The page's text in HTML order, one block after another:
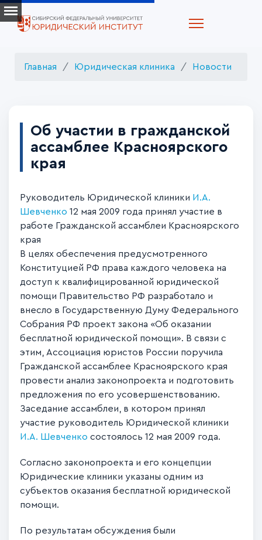
Главная Юридическая клиника Новости
Об участии в гражданской
ассамблее Красноярского
края
Руководитель Юридической клиники И.А.
Шевченко 12 мая 2009 года принял участие в
работе Гражданской ассамблеи Красноярского
края
В целях обеспечения предусмотренного
Конституцией РФ права каждого человека на
доступ к квалифицированной юридической
помощи Правительство РФ разработало и
внесло в Государственную Думу Федерального
Собрания РФ проект закона «Об оказании
бесплатной юридической помощи». В связи с
этим, Ассоциация юристов России поручила
Гражданской ассамблее Красноярского края
провести анализ законопроекта и подготовить
предложения по его усовершенствованию.
Заседание ассамблеи, в котором принял
участие руководитель Юридической клиники
И.А. Шевченко состоялось 12 мая 2009 года.
Согласно законопроекта и его концепции
Юридические клиники указаны одним из
субъектов оказания бесплатной юридической
помощи.
По результатам обсуждения были